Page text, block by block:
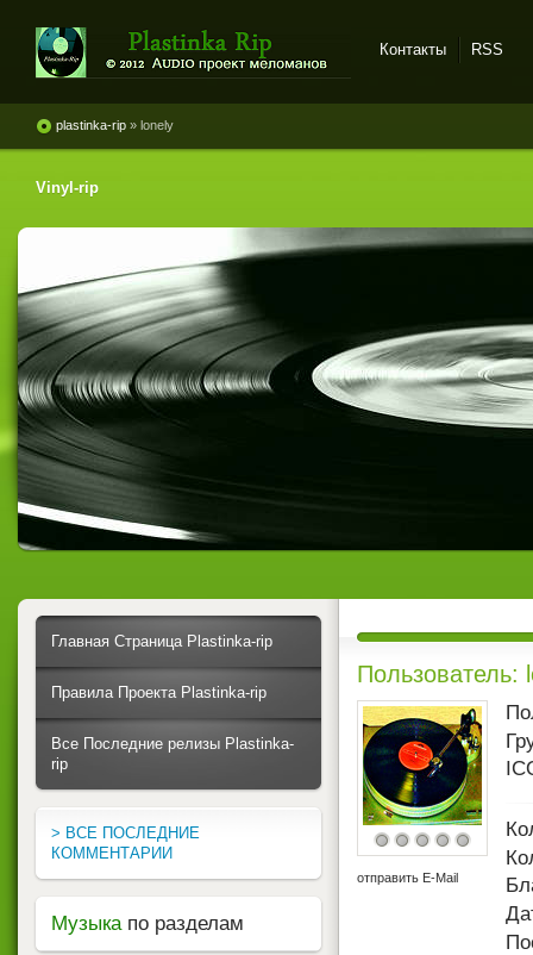
винила и магнитоальбомов
Контакты RSS
plastinka-rip » lonely
Vinyl-rip
Пользователь:
отправить E-Mail
Главная Страница Plastinka-rip
Правила Проекта Plastinka-rip
Все Последние релизы Plastinka-
rip
> ВСЕ ПОСЛЕДНИЕ
КОММЕНТАРИИ
Музыка по разделам